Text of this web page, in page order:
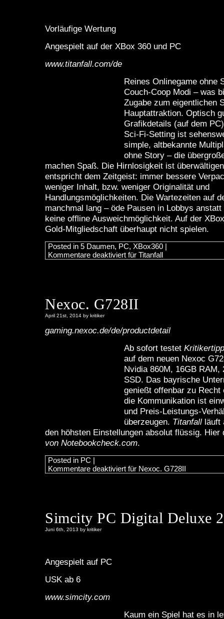
Vorläufige Wertung
Angespielt auf der XBox 360 und PC
www.titanfall.com/de
Reines Onlinegame ohne
Couch-Coop Modi – was
Zugabe zum eigentlichen
Hauptattraktion. Optisch
Grafikdetails (auf dem
Sci-Fi-Setting ist
simple, altbekannte
ohne Story – die
machen Spaß. Die Hirnlosigkeit ist
entspricht dem Zeitgeist: immer bessere
weniger Inhalt, bzw. weniger Originalität und
Handlungsmöglichkeiten. Die Wartezeiten auf
manchmal lang – öde Pausen in Lobbys
keine offline Ausweichmöglichkeit. Auf der
Gold-Mitgliedschaft überhaupt nicht spielen.
Posted in 5 Daumen, PC, XBox360 |
Kommentare deaktiviert für Titanfall
Nexoc. G728II
April 21st, 2014 by kritiker
gaming.nexoc.de/de/productdetail
Ab sofort testet Kritikertipp
auf dem neuen Nexoc
Nvidia 860M, 16GB RAM,
SSD. Das bayrische
genießt offenbar zu Recht
die Kommunikation ist
und Preis-Leistungs-
überzeugen. Titanfall läuft
den höhsten Einstellungen absolut flüssig.
von Notebookcheck.com.
Posted in PC |
Kommentare deaktiviert für Nexoc. G728II
Simcity PC Digital Deluxe
Juni 6th, 2013 by kritiker
Angespielt auf PC
USK ab 6
www.simcity.com
Kaum ein Spiel hat es in